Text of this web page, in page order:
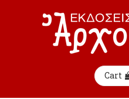
Cart